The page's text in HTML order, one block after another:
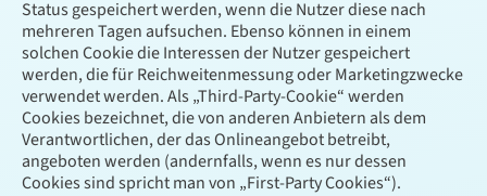
Status gespeichert werden, wenn die Nutzer diese nach
mehreren Tagen aufsuchen. Ebenso können in einem
solchen Cookie die Interessen der Nutzer gespeichert
werden, die für Reichweitenmessung oder Marketingzwecke
verwendet werden. Als „Third-Party-Cookie“ werden
Cookies bezeichnet, die von anderen Anbietern als dem
Verantwortlichen, der das Onlineangebot betreibt,
angeboten werden (andernfalls, wenn es nur dessen
Cookies sind spricht man von „First-Party Cookies“).